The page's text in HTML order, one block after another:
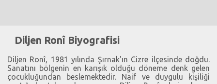
Diljen Ronî Biyografisi
Diljen Ronî, 1981 yılında Şırnak'ın Cizre ilçesinde doğdu.
Sanatını bölgenin en karışık olduğu döneme denk gelen
çocukluğundan beslemektedir. Naif ve duygulu kişiliği